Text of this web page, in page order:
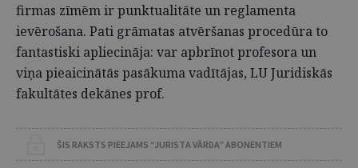
firmas zīmēm ir punktualitāte un reglamenta
ievērošana. Pati grāmatas atvēršanas procedūra to
fantastiski apliecināja: var apbrīnot profesora un
viņa pieaicinātās pasākuma vadītājas, LU Juridiskās
fakultātes dekānes prof.
ŠIS RAKSTS PIEEJAMS “JURISTA VĀRDA” ABONENTIEM